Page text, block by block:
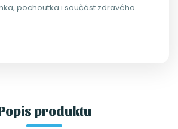
pochoutka i součást zdravého
produktu